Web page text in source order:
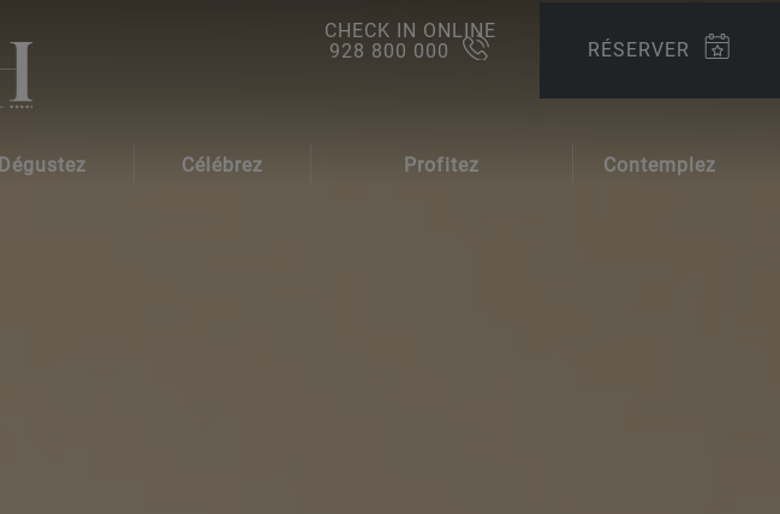
RÉSERVER
CHECK IN ONLINE
928 800 000
Dégustez
Célébrez
Profitez
Contemplez